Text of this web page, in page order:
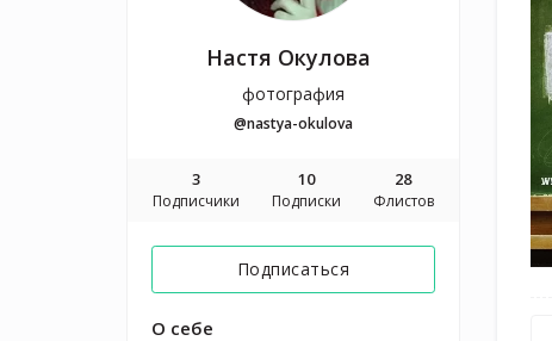
Настя Окулова
фотография
@nastya-okulova
3
Подписчики
10
Подписки
28
Флистов
Подписаться
О себе